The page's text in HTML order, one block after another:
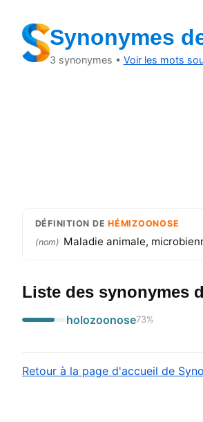
Synonymes
3 synonymes • Voir les mots
DÉFINITION DEHÉMIZOONOSE
(nom) Maladie animale,
Liste des synonymes
holozoonose73%
Retour à la page d'accueil de